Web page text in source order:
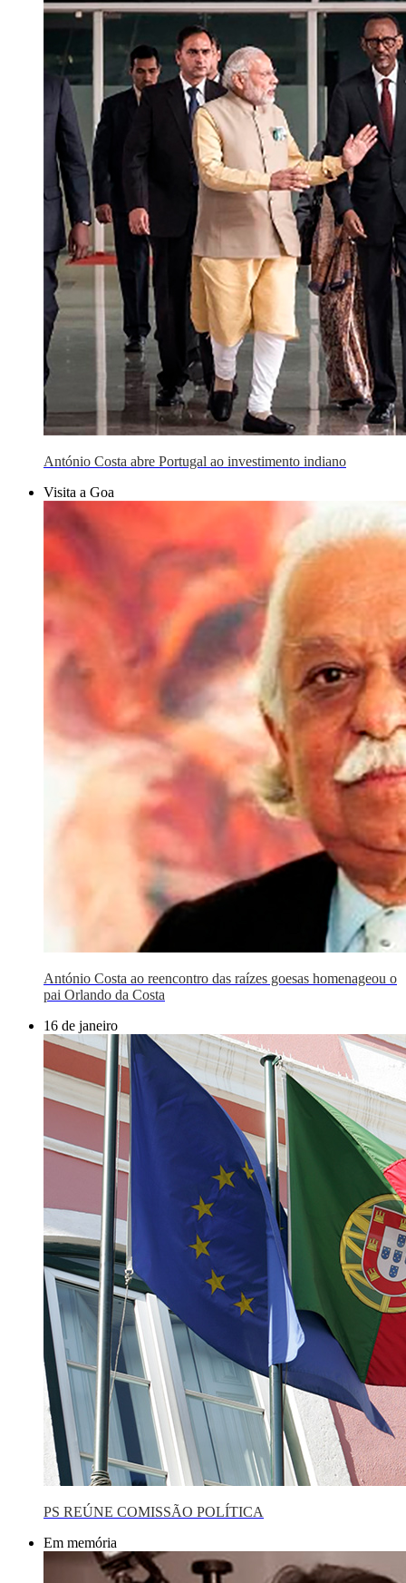
António Costa abre Portugal ao investimento indiano
Visita a Goa
António Costa ao reencontro das raízes goesas homenageou o
pai Orlando da Costa
16 de janeiro
PS REÚNE COMISSÃO POLÍTICA
Em memória